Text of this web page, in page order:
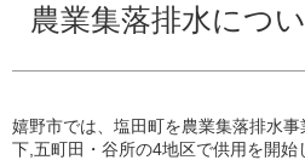
農業集落排水につ
嬉野市では、塩田町を農業集落排水
下,五町田・谷所の4地区で供用を開始